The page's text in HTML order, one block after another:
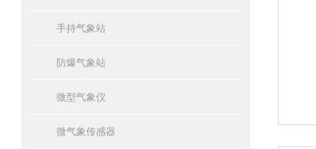
手持气象站
防爆气象站
微型气象仪
微气象传感器